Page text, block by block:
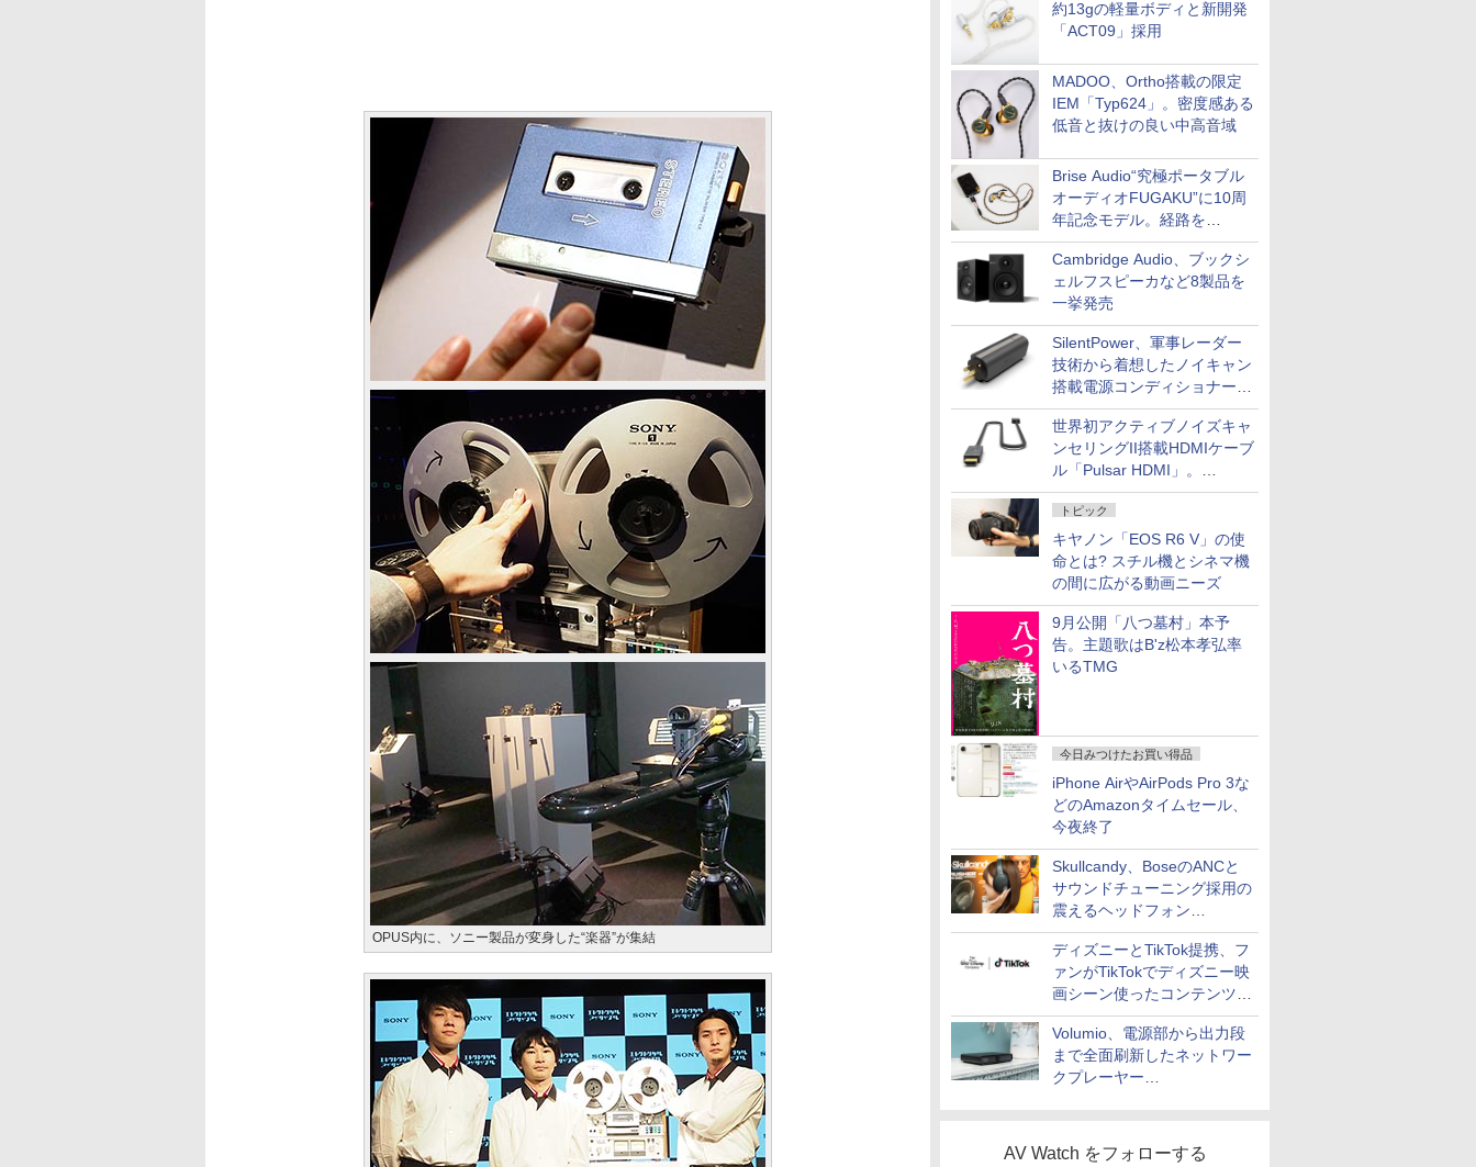
約13gの軽量ボディと新開発
「ACT09」採用
MADOO、Ortho搭載の限定
IEM「Typ624」。密度感ある
低音と抜けの良い中高音域
Brise Audio“究極ポータブル
オーディオFUGAKU”に10周
年記念モデル。経路を
NISHIKIで統一。400万円
Cambridge Audio、ブックシ
ェルフスピーカなど8製品を
一挙発売
SilentPower、軍事レーダー
技術から着想したノイキャン
搭載電源コンディショナー
「AC iPurifier2」
世界初アクティブノイズキャ
ンセリングII搭載HDMIケーブ
ル「Pulsar HDMI」。
SilentPowerから
トピック
キヤノン「EOS R6 V」の使
命とは? スチル機とシネマ機
の間に広がる動画ニーズ
9月公開「八つ墓村」本予
告。主題歌はB'z松本孝弘率
いるTMG
今日みつけたお買い得品
iPhone AirやAirPods Pro 3な
どのAmazonタイムセール、
今夜終了
Skullcandy、BoseのANCと
サウンドチューニング採用の
震えるヘッドフォン
「Crusher 1080 ANC」
ディズニーとTikTok提携、フ
ァンがTikTokでディズニー映
画シーン使ったコンテンツ制
作、Disney+にも配信
Volumio、電源部から出力段
まで全面刷新したネットワー
クプレーヤー
AV Watch をフォローする
OPUS内に、ソニー製品が変身した“楽器”が集結